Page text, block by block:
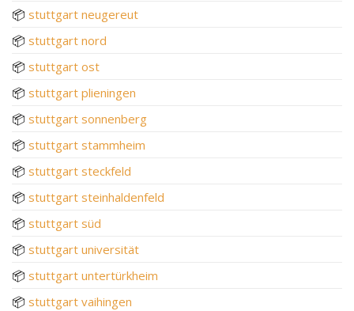
📦 stuttgart neugereut
📦 stuttgart nord
📦 stuttgart ost
📦 stuttgart plieningen
📦 stuttgart sonnenberg
📦 stuttgart stammheim
📦 stuttgart steckfeld
📦 stuttgart steinhaldenfeld
📦 stuttgart süd
📦 stuttgart universität
📦 stuttgart untertürkheim
📦 stuttgart vaihingen